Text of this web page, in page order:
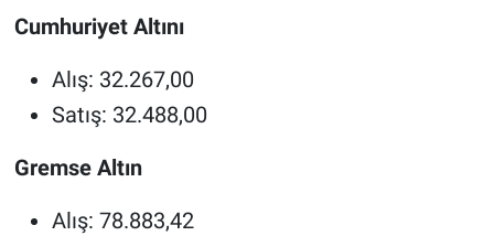
Cumhuriyet Altını
Alış: 32.267,00
Satış: 32.488,00
Gremse Altın
Alış: 78.883,42